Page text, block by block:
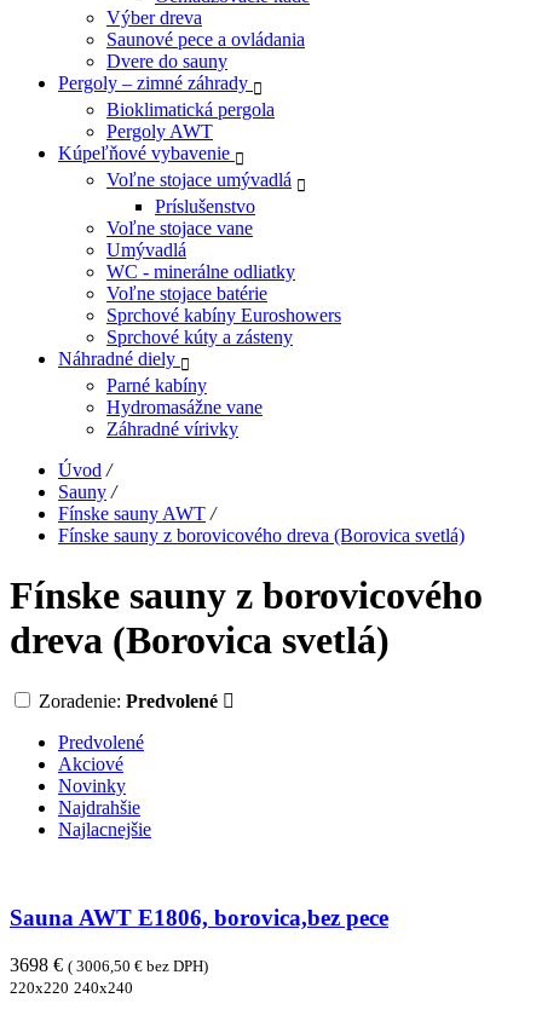
Výber dreva
Saunové pece a ovládania
Dvere do sauny
Pergoly – zimné záhrady
Bioklimatická pergola
Pergoly AWT
Kúpeľňové vybavenie
Voľne stojace umývadlá
Príslušenstvo
Voľne stojace vane
Umývadlá
WC - minerálne odliatky
Voľne stojace batérie
Sprchové kabíny Euroshowers
Sprchové kúty a zásteny
Náhradné diely
Parné kabíny
Hydromasážne vane
Záhradné vírivky
Úvod /
Sauny /
Fínske sauny AWT /
Fínske sauny z borovicového dreva (Borovica svetlá)
Fínske sauny z borovicového
dreva (Borovica svetlá)
Zoradenie: Predvolené
Predvolené
Akciové
Novinky
Najdrahšie
Najlacnejšie
Sauna AWT E1806, borovica,bez pece
3698 € ( 3006,50 € bez DPH)
220x220 240x240